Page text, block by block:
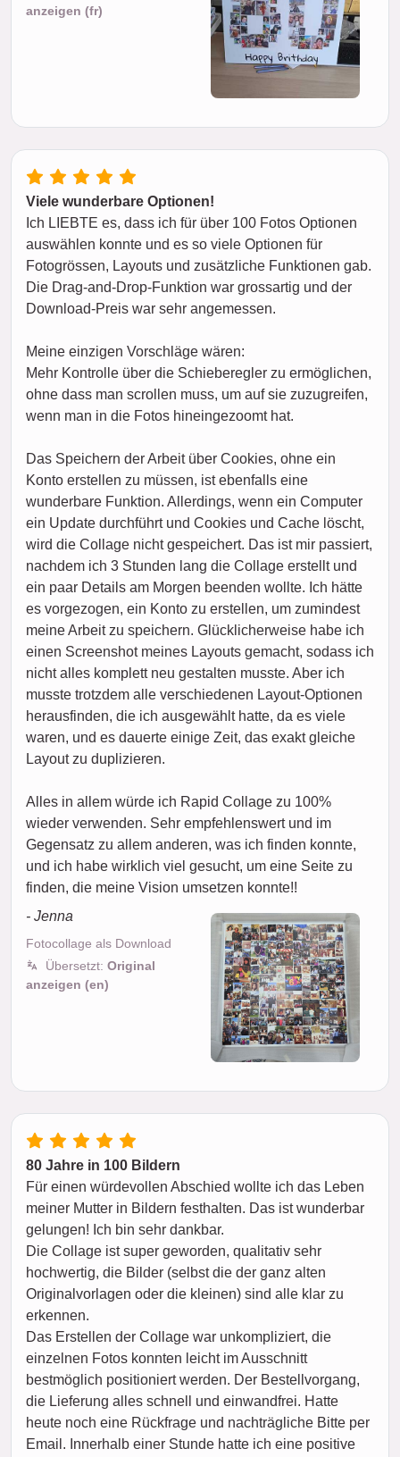
anzeigen (fr)
Viele wunderbare Optionen!
Ich LIEBTE es, dass ich für über 100 Fotos Optionen
auswählen konnte und es so viele Optionen für
Fotogrössen, Layouts und zusätzliche Funktionen gab.
Die Drag-and-Drop-Funktion war grossartig und der
Download-Preis war sehr angemessen.
Meine einzigen Vorschläge wären:
Mehr Kontrolle über die Schieberegler zu ermöglichen,
ohne dass man scrollen muss, um auf sie zuzugreifen,
wenn man in die Fotos hineingezoomt hat.
Das Speichern der Arbeit über Cookies, ohne ein
Konto erstellen zu müssen, ist ebenfalls eine
wunderbare Funktion. Allerdings, wenn ein Computer
ein Update durchführt und Cookies und Cache löscht,
wird die Collage nicht gespeichert. Das ist mir passiert,
nachdem ich 3 Stunden lang die Collage erstellt und
ein paar Details am Morgen beenden wollte. Ich hätte
es vorgezogen, ein Konto zu erstellen, um zumindest
meine Arbeit zu speichern. Glücklicherweise habe ich
einen Screenshot meines Layouts gemacht, sodass ich
nicht alles komplett neu gestalten musste. Aber ich
musste trotzdem alle verschiedenen Layout-Optionen
herausfinden, die ich ausgewählt hatte, da es viele
waren, und es dauerte einige Zeit, das exakt gleiche
Layout zu duplizieren.
Alles in allem würde ich Rapid Collage zu 100%
wieder verwenden. Sehr empfehlenswert und im
Gegensatz zu allem anderen, was ich finden konnte,
und ich habe wirklich viel gesucht, um eine Seite zu
finden, die meine Vision umsetzen konnte!!
- Jenna
Fotocollage als Download
Übersetzt: Original
anzeigen (en)
80 Jahre in 100 Bildern
Für einen würdevollen Abschied wollte ich das Leben
meiner Mutter in Bildern festhalten. Das ist wunderbar
gelungen! Ich bin sehr dankbar.
Die Collage ist super geworden, qualitativ sehr
hochwertig, die Bilder (selbst die der ganz alten
Originalvorlagen oder die kleinen) sind alle klar zu
erkennen.
Das Erstellen der Collage war unkompliziert, die
einzelnen Fotos konnten leicht im Ausschnitt
bestmöglich positioniert werden. Der Bestellvorgang,
die Lieferung alles schnell und einwandfrei. Hatte
heute noch eine Rückfrage und nachträgliche Bitte per
Email. Innerhalb einer Stunde hatte ich eine positive